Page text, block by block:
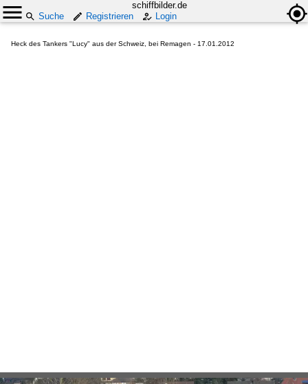
schiffbilder.de
Suche
Registrieren Login
Heck des Tankers "Lucy" aus der Schweiz, bei Remagen - 17.01.2012